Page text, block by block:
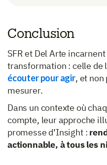
Conclusion
SFR et Del Arte
transformation : celle de
écouter pour agir, et non
mesurer.
Dans un contexte où
compte, leur approche
promesse d’Insight :
actionnable, à tous les